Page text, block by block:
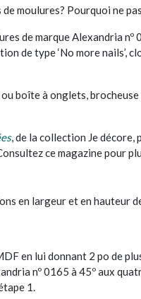
moulures? Pourquoi ne
de marque Alexandria nº
de type ‘No more nails’,
boîte à onglets,
, de la collection Je décore,
ce magazine pour
en largeur et en hauteur
en lui donnant 2 po de
nº 0165 à 45º aux
1.